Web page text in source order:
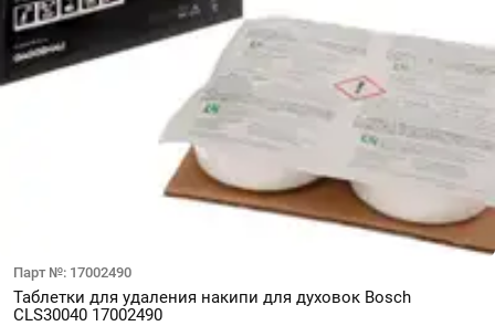
Парт №: 17002490
Таблетки для удаления накипи для духовок Bosch
CLS30040 17002490